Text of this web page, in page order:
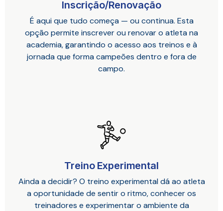
Inscrição/Renovação
É aqui que tudo começa — ou continua. Esta
opção permite inscrever ou renovar o atleta na
academia, garantindo o acesso aos treinos e à
jornada que forma campeões dentro e fora de
campo.
Treino Experimental
Ainda a decidir? O treino experimental dá ao atleta
a oportunidade de sentir o ritmo, conhecer os
treinadores e experimentar o ambiente da